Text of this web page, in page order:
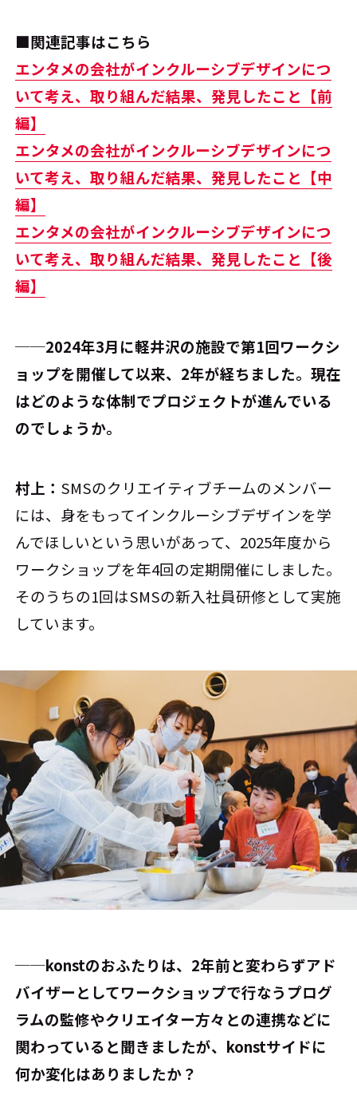
■関連記事はこちら
エンタメの会社がインクルーシブデザインにつ
いて考え、取り組んだ結果、発見したこと【前
編】
エンタメの会社がインクルーシブデザインにつ
いて考え、取り組んだ結果、発見したこと【中
編】
エンタメの会社がインクルーシブデザインにつ
いて考え、取り組んだ結果、発見したこと【後
編】
──2024年3月に軽井沢の施設で第1回ワークシ
ョップを開催して以来、2年が経ちました。現在
はどのような体制でプロジェクトが進んでいる
のでしょうか。
村上： SMSのクリエイティブチームのメンバー
には、身をもってインクルーシブデザインを学
んでほしいという思いがあって、2025年度から
ワークショップを年4回の定期開催にしました。
そのうちの1回はSMSの新入社員研修として実施
しています。
──konstのおふたりは、2年前と変わらずアド
バイザーとしてワークショップで行なうプログ
ラムの監修やクリエイター方々との連携などに
関わっていると聞きましたが、konstサイドに
何か変化はありましたか？